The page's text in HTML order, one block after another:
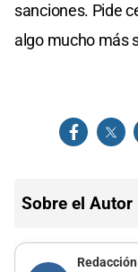
sanciones. Pide
algo mucho más
Sobre el Autor